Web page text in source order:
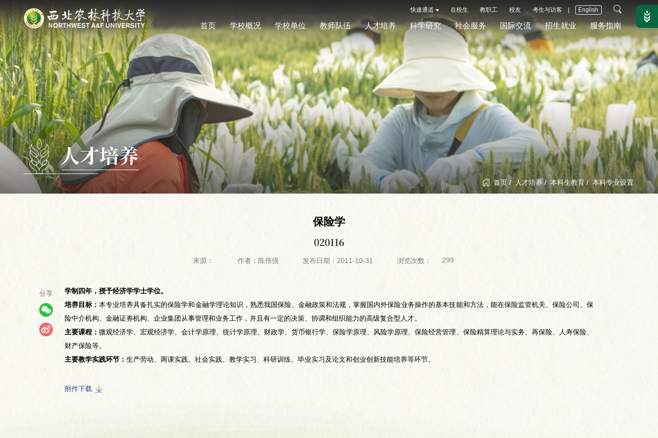
快速通道 在校生 教职工 校友 考生与访客 English
首页 学校概况 学校单位 教师队伍 人才培养 科学研究 社会服务 国际交流 招生就业 服务指南
人才培养
首页 / 人才培养 / 本科生教育 / 本科专业设置
保险学
020116
来源： 作者：陈伟强 发布日期：2011-10-31 浏览次数： 299
学制四年，授予经济学学士学位。
培养目标：本专业培养具备扎实的保险学和金融学理论知识，熟悉我国保险、金融政策和法规，掌握国内外保险业务操作的基本技能和方法，能在保险监管机关、保险公司、保
险中介机构、金融证券机构、企业集团从事管理和业务工作，并且有一定的决策、协调和组织能力的高级复合型人才。
主要课程：微观经济学、宏观经济学、会计学原理、统计学原理、财政学、货币银行学、保险学原理、风险学原理、保险经营管理、保险精算理论与实务、再保险、人寿保险、
财产保险等。
主要教学实践环节： 生产劳动、两课实践、社会实践、教学实习、科研训练、毕业实习及论文和创业创新技能培养等环节。
分享
附件下载